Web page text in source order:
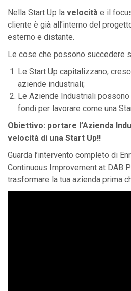
Nella Start Up la velocità e il
cliente è già all’interno del
esterno e distante.
Le cose che possono succedere
Le Start Up capitalizzano,
aziende industriali;
Le Aziende Industriali
fondi per lavorare come una
Obiettivo: portare l’Azienda
velocità di una Start Up!!
Guarda l’intervento completo di
Continuous Improvement at DAB
trasformare la tua azienda prima